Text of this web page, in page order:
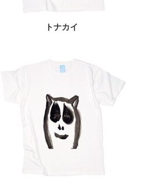
トナカイ